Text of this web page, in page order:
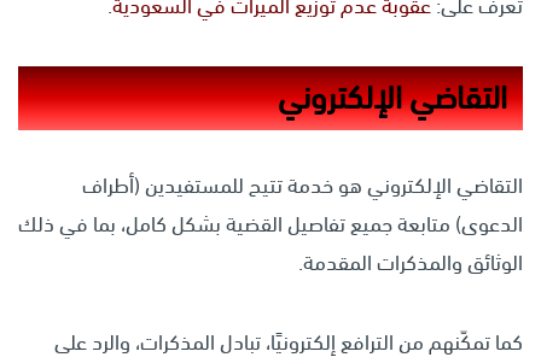
التقاضي الإلكتروني
التقاضي الإلكتروني هو خدمة تتيح للمستفيدين (أطراف
الدعوى) متابعة جميع تفاصيل القضية بشكل كامل، بما في ذلك
الوثائق والمذكرات المقدمة.
كما تمكّنهم من الترافع إلكترونيًا، تبادل المذكرات، والرد على